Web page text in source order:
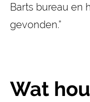
Barts bureau en
gevonden.”
Wat